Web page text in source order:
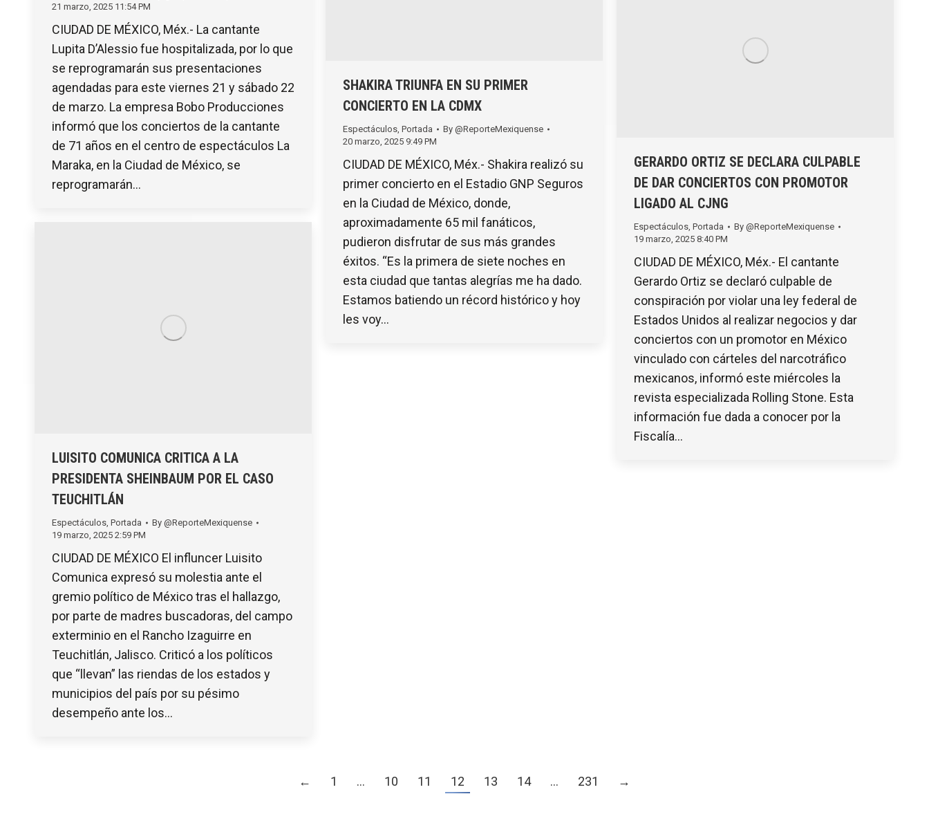
21 marzo, 2025 11:54 PM
CIUDAD DE MÉXICO, Méx.- La cantante
Lupita D’Alessio fue hospitalizada, por lo que
se reprogramarán sus presentaciones
agendadas para este viernes 21 y sábado 22
de marzo. La empresa Bobo Producciones
informó que los conciertos de la cantante
de 71 años en el centro de espectáculos La
Maraka, en la Ciudad de México, se
reprogramarán…
SHAKIRA TRIUNFA EN SU PRIMER
CONCIERTO EN LA CDMX
Espectáculos, Portada By @ReporteMexiquense
20 marzo, 2025 9:49 PM
CIUDAD DE MÉXICO, Méx.- Shakira realizó su
primer concierto en el Estadio GNP Seguros
en la Ciudad de México, donde,
aproximadamente 65 mil fanáticos,
pudieron disfrutar de sus más grandes
éxitos. “Es la primera de siete noches en
esta ciudad que tantas alegrías me ha dado.
Estamos batiendo un récord histórico y hoy
les voy…
GERARDO ORTIZ SE DECLARA CULPABLE
DE DAR CONCIERTOS CON PROMOTOR
LIGADO AL CJNG
Espectáculos, Portada By @ReporteMexiquense
19 marzo, 2025 8:40 PM
CIUDAD DE MÉXICO, Méx.- El cantante
Gerardo Ortiz se declaró culpable de
conspiración por violar una ley federal de
Estados Unidos al realizar negocios y dar
conciertos con un promotor en México
vinculado con cárteles del narcotráfico
mexicanos, informó este miércoles la
revista especializada Rolling Stone. Esta
información fue dada a conocer por la
Fiscalía…
LUISITO COMUNICA CRITICA A LA
PRESIDENTA SHEINBAUM POR EL CASO
TEUCHITLÁN
Espectáculos Portada By @ReporteMexiquense
19 marzo, 2025 2:59 PM
CIUDAD DE MÉXICO El influncer Luisito
Comunica expresó su molestia ante el
gremio político de México tras el hallazgo,
por parte de madres buscadoras, del campo
exterminio en el Rancho Izaguirre en
Teuchitlán, Jalisco. Criticó a los políticos
que “llevan” las riendas de los estados y
municipios del país por su pésimo
desempeño ante los…
← 1 … 10 11 12 13 14 … 231 →